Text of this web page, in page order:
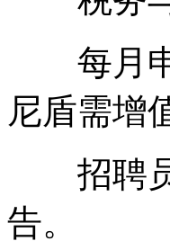
每月申
尼盾需增
招聘员
告。